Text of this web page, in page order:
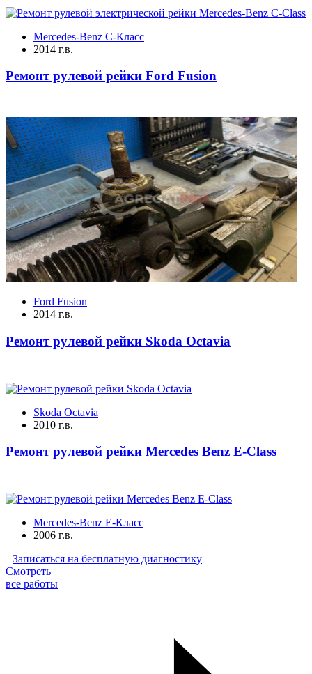
Mercedes-Benz C-Класс
2014 г.в.
Ремонт рулевой рейки Ford Fusion
Ford Fusion
2014 г.в.
Ремонт рулевой рейки Skoda Octavia
Skoda Octavia
2010 г.в.
Ремонт рулевой рейки Mercedes Benz E-Class
Mercedes-Benz E-Класс
2006 г.в.
Записаться на бесплатную диагностику
Смотреть
все работы